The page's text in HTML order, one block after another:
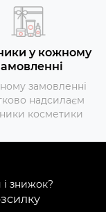
у кожному
замовленні
надсилаєм
косметики
і знижок?